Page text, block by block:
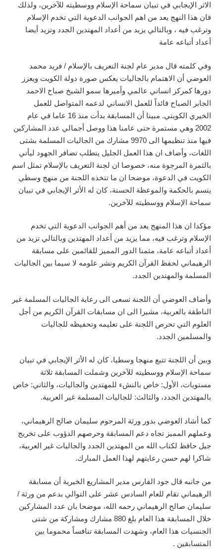
الاثر الإيجابي في تبيان سماحة الإسلام ووسطيته للآخرين، ولذلك
فان هذا النهج يعد من اهم الجوانب الدعوية التي تخدم الإسلام
وترغب فيه ، وبالتالي يزيد من أعداد المهتدين الجدد وتزيد أيضا
أعداد أتباعه عامة
وفي كلمته قال مدير عام لجنة التعريف بالإسلام / فريد محمد
العوضي أن الاهتمام بالجاليات يعكس صورة دولة الكويت ويعزز
دورها كمركز انساني عالمي وأميرها سمو الشيخ صباح الاحمد
الجابر الصباح قائداً للعمل الانساني لدعمه المتواصل للعمل
الخيري الكويتي. مبينا أن المسابقة بدأت منذ 16 عاما في عام
2002 وهي مستمرة حتى عامنا هذا ووصل أجمالي عدد المشاركين
فيها منذ تنظيمها الى 9970 مشارك من الجاليات المسلمة بشتى
اللغات، وأضاف ان هذا العمل الجليل يتطلب تضافر الجهود ليأتي
بالثمرة المرجوة منه، خصوصا ان لجنة التعريف بالإسلام تمثل اسم
الكويت في الدعوة، موضحا ان ما تتخذه اللجنة من منهج وسطي
يتسم بالحكمة والموعظة الحسنة، كان له الأثر الإيجابي في تبيان
سماحة الإسلام ووسطيته للآخرين.
مؤكدا ان هذا المنهج يعد من أهم الجوانب الدعوية التي تخدم
الإسلام وترغب فيه، مما يزيد من أعداد المهتدين وبالتالي تزيد من
أعداد أتباعه عامة، مثمنا الدور المميز للقائمين على مسابقة
الرهيماني لحفظ القرآن الكريم ونشر علومه لا سيما بين الجاليات
المسلمة والمهتدين الجدد.
وأضاف العوضي أن اللجنة تسعى الى رعاية الجاليات المسلمة غير
الناطقة بالعربية، مشيرا الى ان مسابقات القرآن الكريم من أجل
العلوم التي تحرص اللجنة على تعليمه وتحفيظه للجاليات
والمسلمين الجدد.
وبين أن اللجنة تتبع منهجا وسطيا، كان له الأثر الإيجابي في تبيان
سماحة الإسلام ووسطيته للآخرين وشملت المسابقة ثلاثة
مستويات، الأول: خاص بالنشء للمهتدين والجاليات، والثاني: خاص
بالمهتدين الجدد، والثالث: للجاليات المسلمة غير العربية.
كما أشاد العوضي بدور ورثة المرحوم سليمان صالح الرهيماني،
وعملهم المميز تجاه دعم المسابقة وحرصهم الدؤوب على تخريج
جيل حافظ لكتاب الله من المهتدين الجدد والجاليات غير العربية،
شاكرا لهم حسن رعايتهم لهذا العمل المبارك.
من جانبه قال جود الفارس مدير المشاريع الخيرية أن مسابقة
الرهيماني تقام للعام السادس عشر على التوالي بدعم من ورثة /
سليمان صالح الرهيماني رحمه الله، موضحا بان عدد المشاركين
خلال المسابقة هذا العام بلغ 880 مشارك ومشاركة من شتى
الجنسيات هذا العام، وشهدت المسابقة تنافساً محموما بين
المتسابقين .